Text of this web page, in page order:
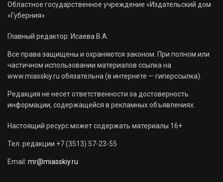
Областное государственное учреждение «Издательский дом
«Губерния».
Главный редактор: Исаева В.А.
Все права защищены и охраняются законом. При полном или
частичном использовании материалов ссылка на
www.miasskiy.ru обязательна (в интернете — гиперссылка).
Редакция не несет ответственности за достоверность
информации, содержащейся в рекламных объявлениях.
Настоящий ресурс может содержать материалы 16+
Тел. редакции +7 (3513) 57-23-55
Email: mr@miasskiy.ru